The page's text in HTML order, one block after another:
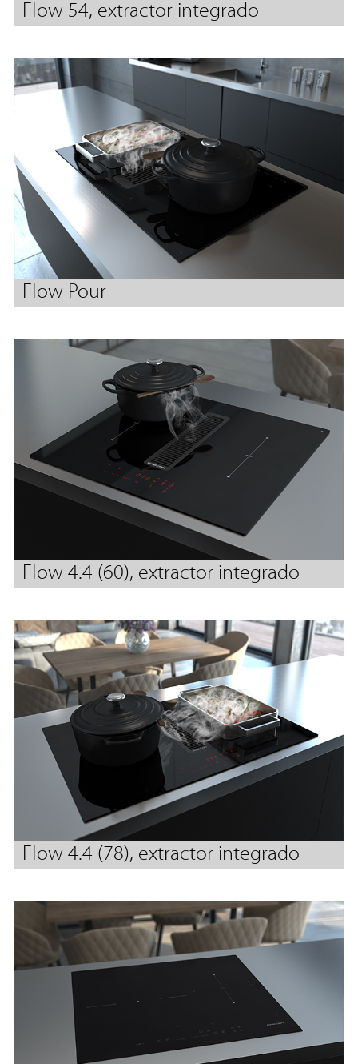
Flow 54, extractor integrado
Flow Pour
Flow 4.4 (60), extractor integrado
Flow 4.4 (78), extractor integrado